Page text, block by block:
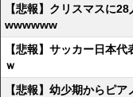
【悲報】クリスマスに
wwwwww
【悲報】サッカー日本
ｗ
【悲報】幼少期からピ